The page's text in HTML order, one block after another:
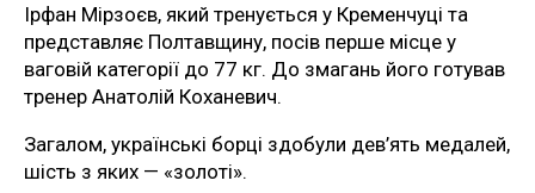
Ірфан Мірзоєв, який тренується у Кременчуці та
представляє Полтавщину, посів перше місце у
ваговій категорії до 77 кг. До змагань його готував
тренер Анатолій Коханевич.
Загалом, українські борці здобули дев’ять медалей,
шість з яких — «золоті».